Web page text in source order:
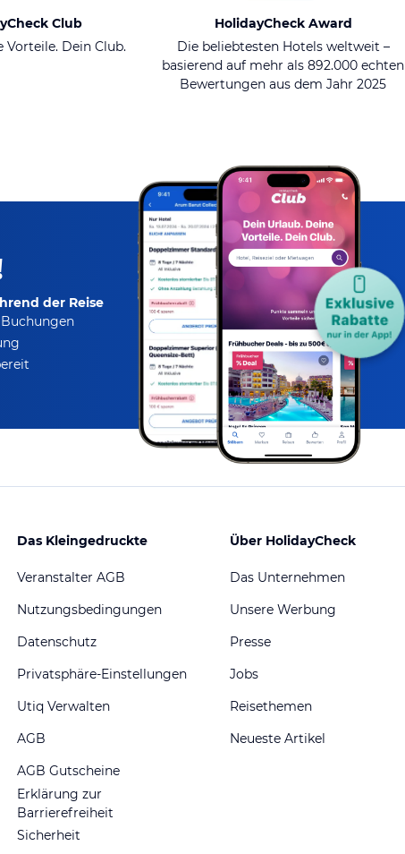
Club
Vorteile. Dein Club.
HolidayCheck Award
Die beliebtesten Hotels weltweit –
basierend auf mehr als 892.000 echten
Bewertungen aus dem Jahr 2025
der Reise
Das Kleingedruckte
Veranstalter AGB
Nutzungsbedingungen
Datenschutz
Privatsphäre-Einstellungen
Utiq Verwalten
AGB
AGB Gutscheine
Erklärung zur
Barrierefreiheit
Sicherheit
Über HolidayCheck
Das Unternehmen
Unsere Werbung
Presse
Jobs
Reisethemen
Neueste Artikel